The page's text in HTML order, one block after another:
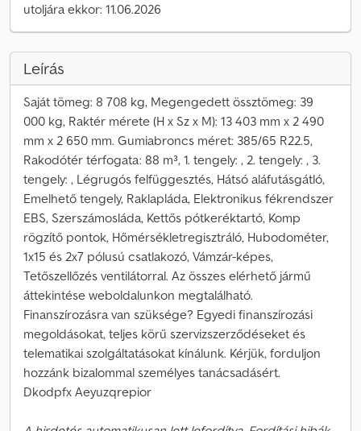
utoljára ekkor: 11.06.2026
Leírás
Saját tömeg: 8 708 kg, Megengedett össztömeg: 39
000 kg, Raktér mérete (H x Sz x M): 13 403 mm x 2 490
mm x 2 650 mm. Gumiabroncs méret: 385/65 R22.5,
Rakodótér térfogata: 88 m³, 1. tengely: , 2. tengely: , 3.
tengely: , Légrugós felfüggesztés, Hátsó aláfutásgátló,
Emelhető tengely, Raklapláda, Elektronikus fékrendszer
EBS, Szerszámosláda, Kettős pótkeréktartó, Komp
rögzítő pontok, Hőmérsékletregisztráló, Hubodométer,
1x15 és 2x7 pólusú csatlakozó, Vámzár-képes,
Tetőszellőzés ventilátorral. Az összes elérhető jármű
áttekintése weboldalunkon megtalálható.
Finanszírozásra van szüksége? Egyedi finanszírozási
megoldásokat, teljes körű szervizszerződéseket és
telematikai szolgáltatásokat kínálunk. Kérjük, forduljon
hozzánk bizalommal személyes tanácsadásért.
Dkodpfx Aeyuzqrepior